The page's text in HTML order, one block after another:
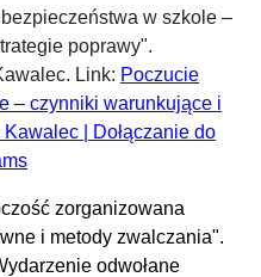
w szkole –
poprawy".
Link: Poczucie
– czynniki warunkujące i
| Dołączanie do
zorganizowana
i metody zwalczania".
odwołane